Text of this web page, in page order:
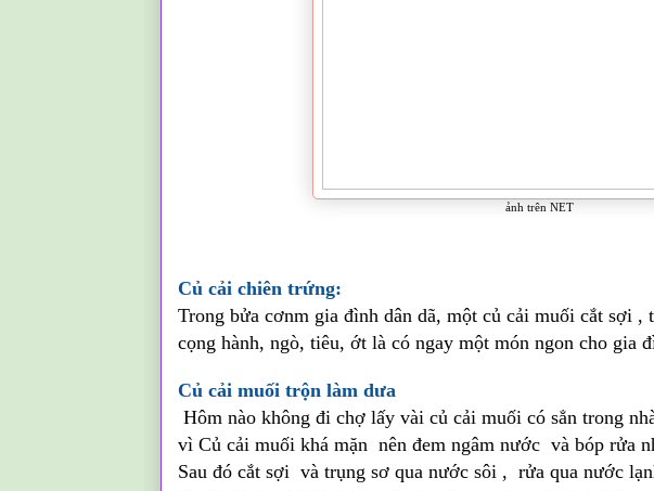
ảnh trên NET
Củ cải chiên trứng:
Trong bửa cơnm gia đình dân dã, một củ cải muối cắt sợi
cọng hành, ngò, tiêu, ớt là có ngay một món ngon cho gia
Củ cải muối trộn làm dưa
Hôm nào không đi chợ lấy vài củ cải muối có sẳn trong
vì Củ cải muối khá mặn nên đem ngâm nước và bóp rửa
Sau đó cắt sợi và trụng sơ qua nước sôi , rửa qua nước